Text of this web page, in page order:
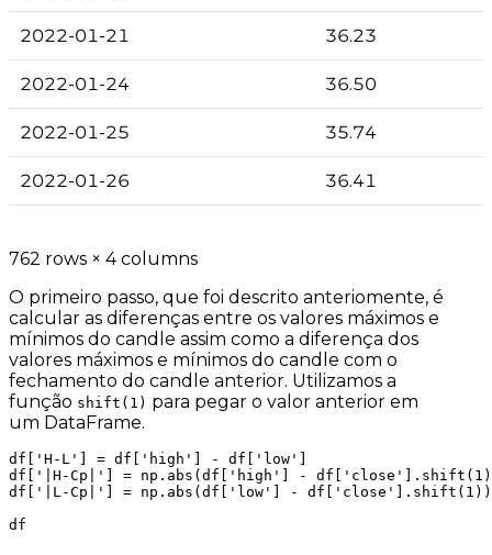
2022-01-21 36.23
2022-01-24 36.50
2022-01-25 35.74
2022-01-26 36.41
762 rows × 4 columns
O primeiro passo, que foi descrito anteriomente, é
calcular as diferenças entre os valores máximos e
mínimos do candle assim como a diferença dos
valores máximos e mínimos do candle com o
fechamento do candle anterior. Utilizamos a
função shift(1) para pegar o valor anterior em
um DataFrame.
df['H-L'] = df['high'] - df['low']
df['|H-Cp|'] = np.abs(df['high'] -
df['|L-Cp|'] = np.abs(df['low'] - df['close'].shift(1))